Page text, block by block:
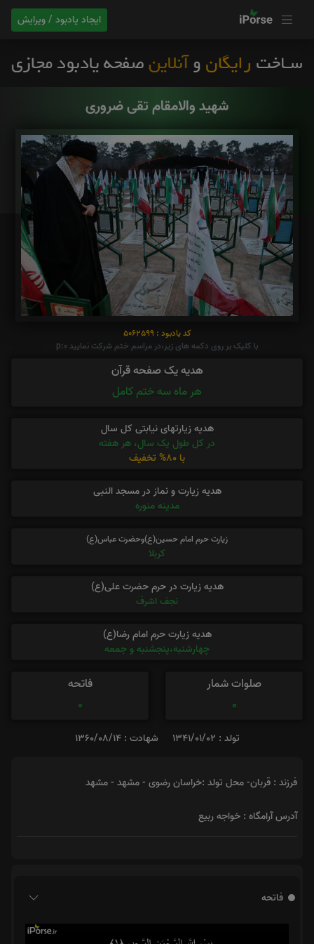
ایجاد یادبود / ویرایش
شهید والامقام تقی ضروری
کد یادبود : 5062599
با کلیک بر روی دکمه های زیر،در مراسم ختم شرکت نمایید p:0
هدیه یک صفحه قرآن
هر ماه سه ختم کامل
هدیه زیارتهای نیابتی کل سال
در کل طول یک سال، هر هفته
با 80% تخفیف
هدیه زیارت و نماز در مسجد النبی
مدینه منوره
زیارت حرم امام حسین(ع)وحضرت عباس(ع)
کربلا
هدیه زیارت در حرم حضرت علی(ع)
نجف اشرف
هدیه زیارت حرم امام رضا(ع)
چهارشنبه،پنجشنبه و جمعه
صلوات شمار
0
فاتحه
0
تولد : 1341/01/02 شهادت : 1360/08/14
فرزند : قربان- محل تولد :خراسان رضوی - مشهد - مشهد
آدرس آرامگاه : خواجه ربیع
فاتحه